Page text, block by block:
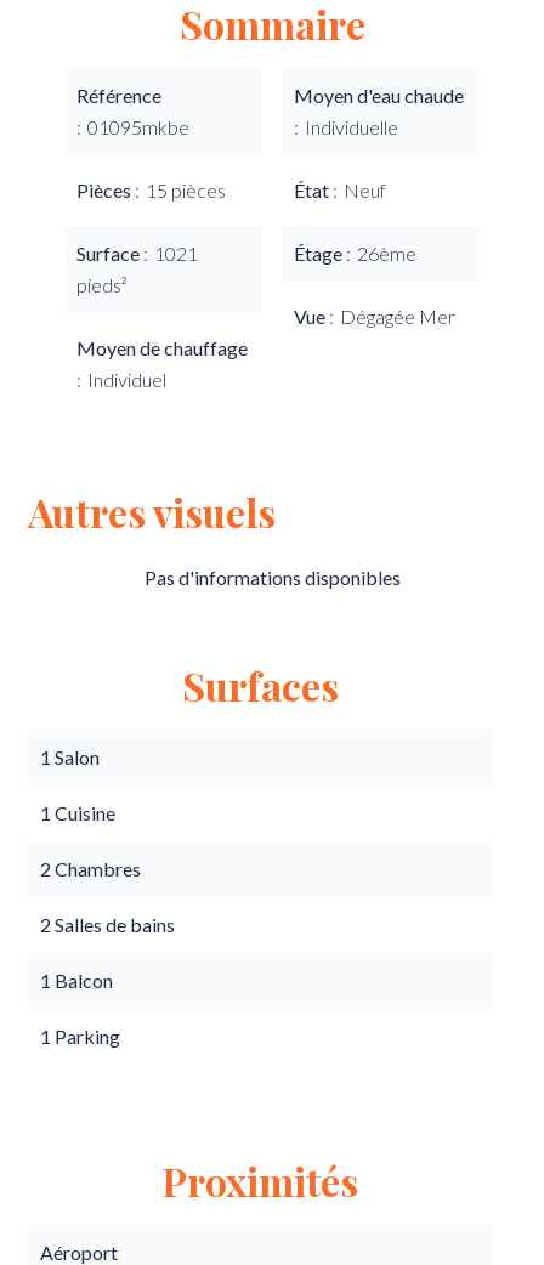
Sommaire
Référence
01095mkbe
Pièces 15 pièces
Surface
1021
pieds²
Moyen de chauffage
Individuel
Moyen d'eau chaude
Individuelle
État Neuf
Étage 26ème
Vue Dégagée Mer
Autres visuels
Pas d'informations disponibles
Surfaces
1 Salon
1 Cuisine
2 Chambres
2 Salles de bains
1 Balcon
1 Parking
Proximités
Aéroport